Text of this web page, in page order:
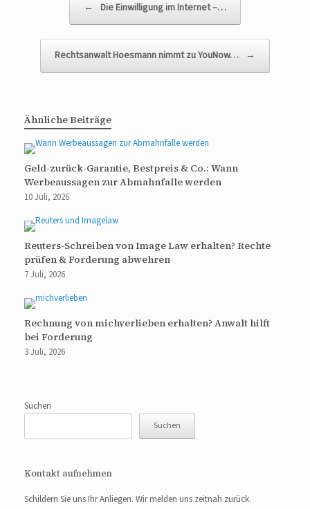
← Die Einwilligung im Internet –…
Rechtsanwalt Hoesmann nimmt zu YouNow… →
Ähnliche Beiträge
Geld-zurück-Garantie, Bestpreis & Co.: Wann
Werbeaussagen zur Abmahnfalle werden
10 Juli, 2026
Reuters-Schreiben von Image Law erhalten? Rechte
prüfen & Forderung abwehren
7 Juli, 2026
Rechnung von michverlieben erhalten? Anwalt hilft
bei Forderung
3 Juli, 2026
Suchen
Suchen
Kontakt aufnehmen
Schildern Sie uns Ihr Anliegen. Wir melden uns zeitnah zurück.